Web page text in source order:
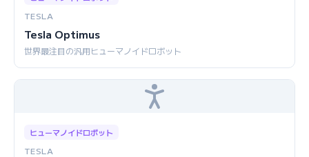
TESLA
Tesla Optimus
世界最注目の汎用ヒューマノイドロボット
ヒューマノイドロボット
TESLA